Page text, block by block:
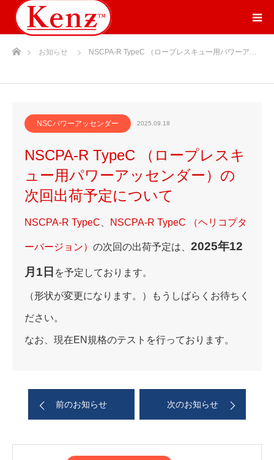
ホームお知らせ NSCPA-R TypeC （ロープレスキュー用パワーア…
NSCパワーアッセンダー 2025.09.18
NSCPA-R TypeC （ロープレスキ
ュー用パワーアッセンダー）の
次回出荷予定について
NSCPA-R TypeC NSCPA-R TypeC （ヘリコプタ
ーバージョン） の次回の出荷予定は、 2025年12
月1日 を予定しております。
（形状が変更になります。）もうしばらくお待ちく
ださい。
なお、現在EN規格のテストを行っております。
前のお知らせ 次のお知らせ